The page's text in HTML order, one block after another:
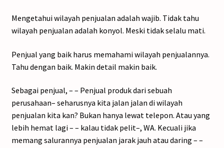
Mengetahui wilayah penjualan adalah wajib. Tidak tahu
wilayah penjualan adalah konyol. Meski tidak selalu mati.
Penjual yang baik harus memahami wilayah penjualannya.
Tahu dengan baik. Makin detail makin baik.
Sebagai penjual, – – Penjual produk dari sebuah
perusahaan– seharusnya kita jalan jalan di wilayah
penjualan kita kan? Bukan hanya lewat telepon. Atau yang
lebih hemat lagi – – kalau tidak pelit–, WA. Kecuali jika
memang salurannya penjualan jarak jauh atau daring – –